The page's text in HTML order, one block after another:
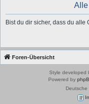
Bist du dir sicher, dass du
Foren-Übersicht
Style developed
Powered by
Deutsche